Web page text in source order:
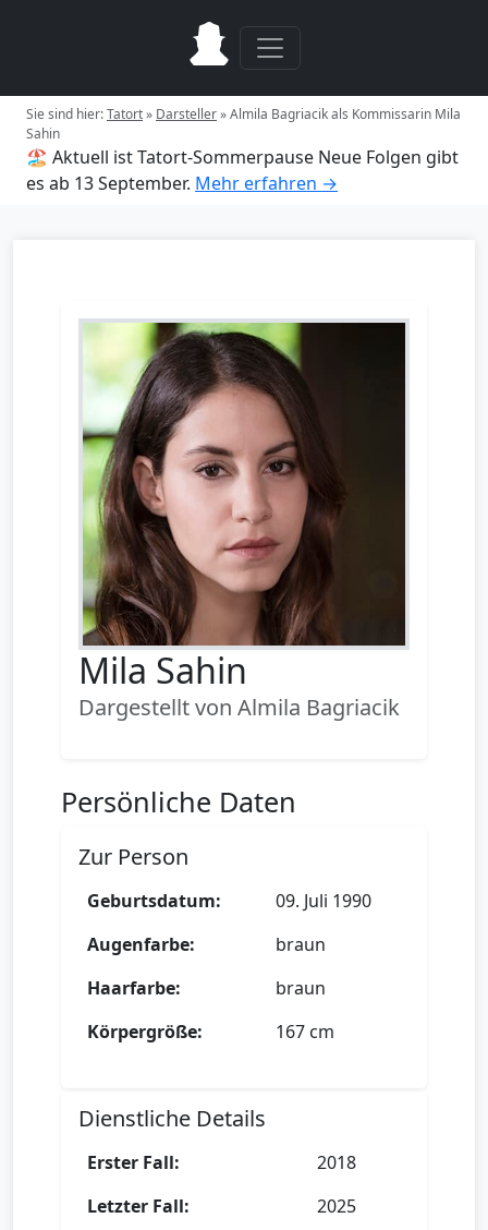
Sie sind hier:Tatort» Darsteller»Almila Bagriacik als Kommissarin Mila
Sahin
🏖️ Aktuell ist Tatort-Sommerpause Neue Folgen gibt
es ab 13 September. Mehr erfahren →
Mila Sahin
Dargestellt von Almila Bagriacik
Persönliche Daten
Zur Person
Geburtsdatum:
09. Juli 1990
Augenfarbe:
braun
Haarfarbe:
braun
Körpergröße:
167 cm
Dienstliche Details
Erster Fall:
2018
Letzter Fall:
2025